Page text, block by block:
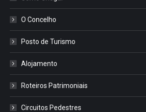
O Concelho
Posto de Turismo
Alojamento
Roteiros Patrimoniais
Circuitos Pedestres